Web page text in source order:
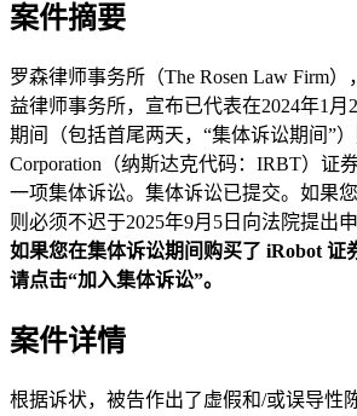
案件摘要
罗森律师事务所（The Rosen Law Firm
益律师事务所，宣布已代表在2024年1月
期间（包括首尾两天，“集体诉讼期间”
Corporation（纳斯达克代码：IRBT）证
一项集体诉讼。集体诉讼已提交。如果
则必须不迟于2025年9月5日向法院提出申
如果您在集体诉讼期间购买了 iRobot 证
请点击“加入集体诉讼”。
案件详情
根据诉状，被告作出了虚假和/或误导性